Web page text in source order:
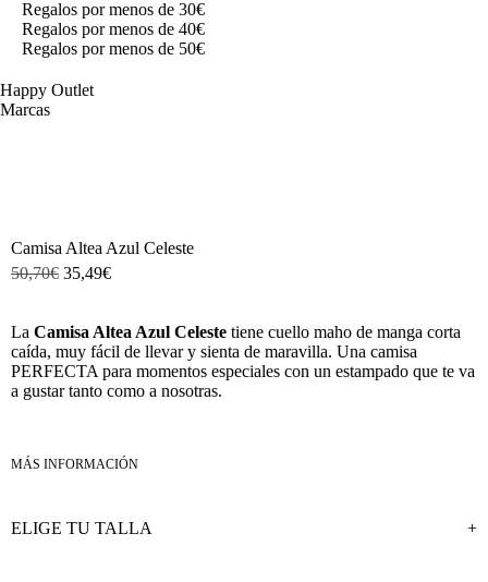
Regalos por menos de 30€
Regalos por menos de 40€
Regalos por menos de 50€
Happy Outlet
Marcas
Camisa Altea Azul Celeste
50,70€ 35,49€
La Camisa Altea Azul Celeste tiene cuello maho de manga corta
caída, muy fácil de llevar y sienta de maravilla. Una camisa
PERFECTA para momentos especiales con un estampado que te va
a gustar tanto como a nosotras.